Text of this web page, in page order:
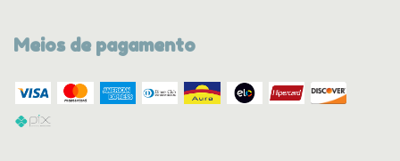
Meios de pagamento